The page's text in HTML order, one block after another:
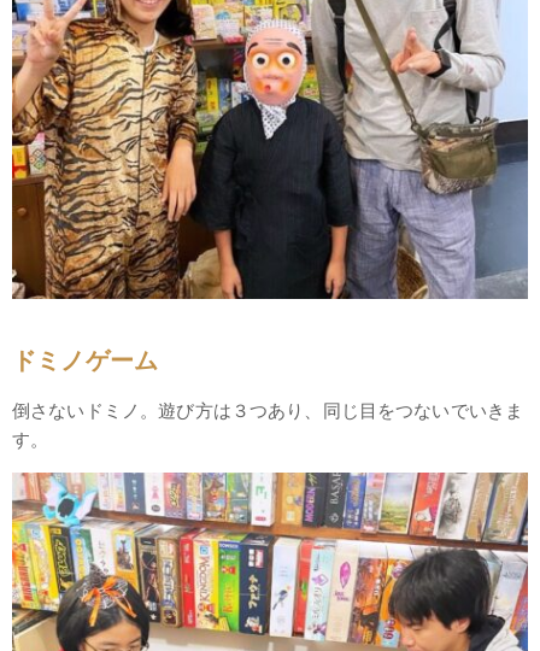
ドミノゲーム
倒さないドミノ。遊び方は３つあり、同じ目をつないでいきま
す。